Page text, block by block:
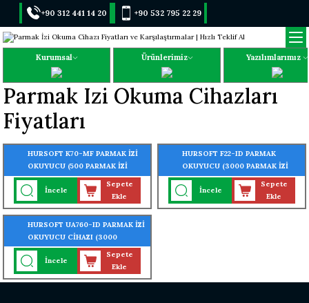
+90 312 441 14 20 +90 532 795 22 29
Kurumsal Ürünlerimiz Yazılımlarımız
Parmak Izi Okuma Cihazları
Fiyatları
HURSOFT K70-MF PARMAK İZİ
OKUYUCU (500 PARMAK İZİ
OKUMA ÖZELLİĞİ)
İncele
Sepete
Ekle
HURSOFT F22-ID PARMAK
OKUYUCU (3000 PARMAK İZİ
OKUMA ÖZELLİĞİ)
İncele
Sepete
Ekle
HURSOFT UA760-ID PARMAK İZİ
OKUYUCU CİHAZI (3000
PARMAK İZİ - 3000 KART
OKUMA ÖZELLİĞİ) + WİFİ
ÖZELLİĞİ
İncele
Sepete
Ekle